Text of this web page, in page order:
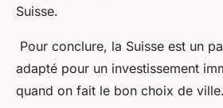
Suisse.
Pour conclure, la Suisse est un
adapté pour un investissement
quand on fait le bon choix de ville.